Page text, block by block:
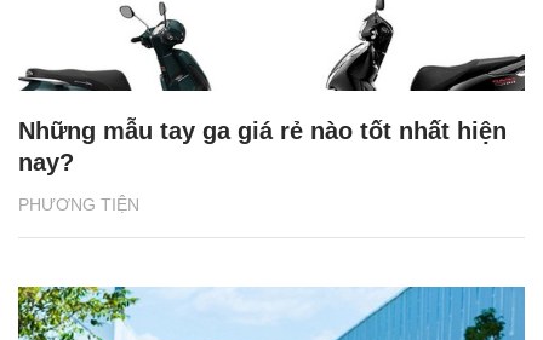
PHƯƠNG TIỆN
Những mẫu tay ga giá rẻ nào tốt nhất hiện
nay?